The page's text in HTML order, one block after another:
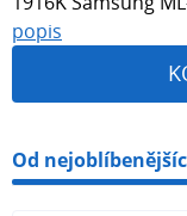
popis
Od